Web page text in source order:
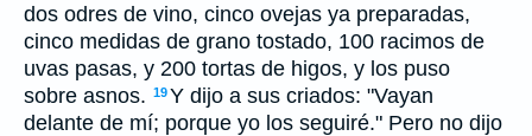
dos odres de vino, cinco ovejas ya preparadas,
cinco medidas de grano tostado, 100 racimos de
uvas pasas, y 200 tortas de higos, y los puso
sobre asnos. 19Y dijo a sus criados: "Vayan
delante de mí; porque yo los seguiré." Pero no dijo